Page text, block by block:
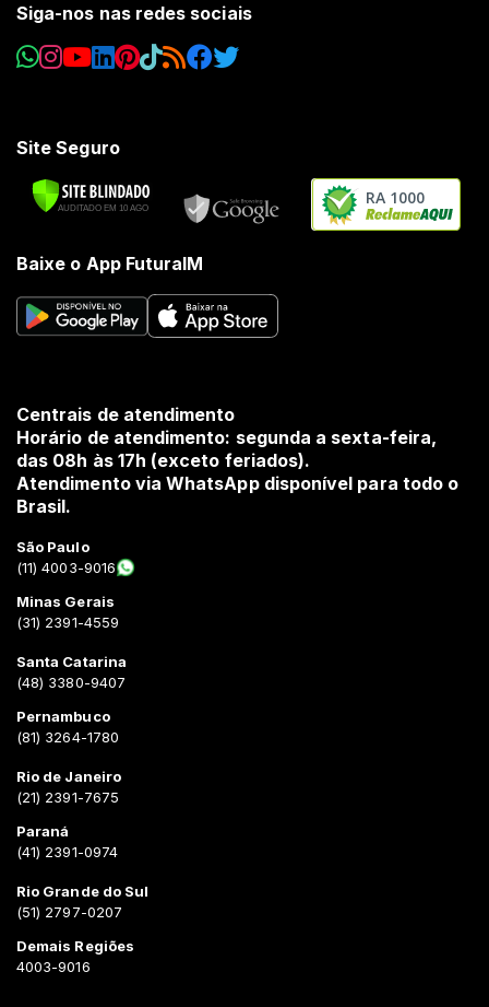
Siga-nos nas redes sociais
Site Seguro
RA 1000
Baixe o App FuturaIM
Centrais de atendimento
Horário de atendimento: segunda a sexta-feira,
das 08h às 17h (exceto feriados).
Atendimento via WhatsApp disponível para todo o
Brasil.
São Paulo
(11) 4003-9016
Minas Gerais
(31) 2391-4559
Santa Catarina
(48) 3380-9407
Pernambuco
(81) 3264-1780
Rio de Janeiro
(21) 2391-7675
Paraná
(41) 2391-0974
Rio Grande do Sul
(51) 2797-0207
Demais Regiões
4003-9016